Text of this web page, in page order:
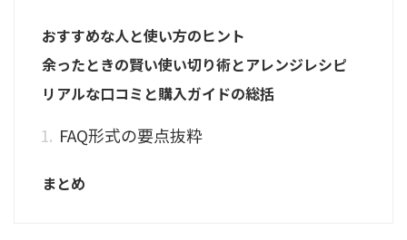
おすすめな人と使い方のヒント
余ったときの賢い使い切り術とアレンジレシピ
リアルな口コミと購入ガイドの総括
FAQ形式の要点抜粋
まとめ